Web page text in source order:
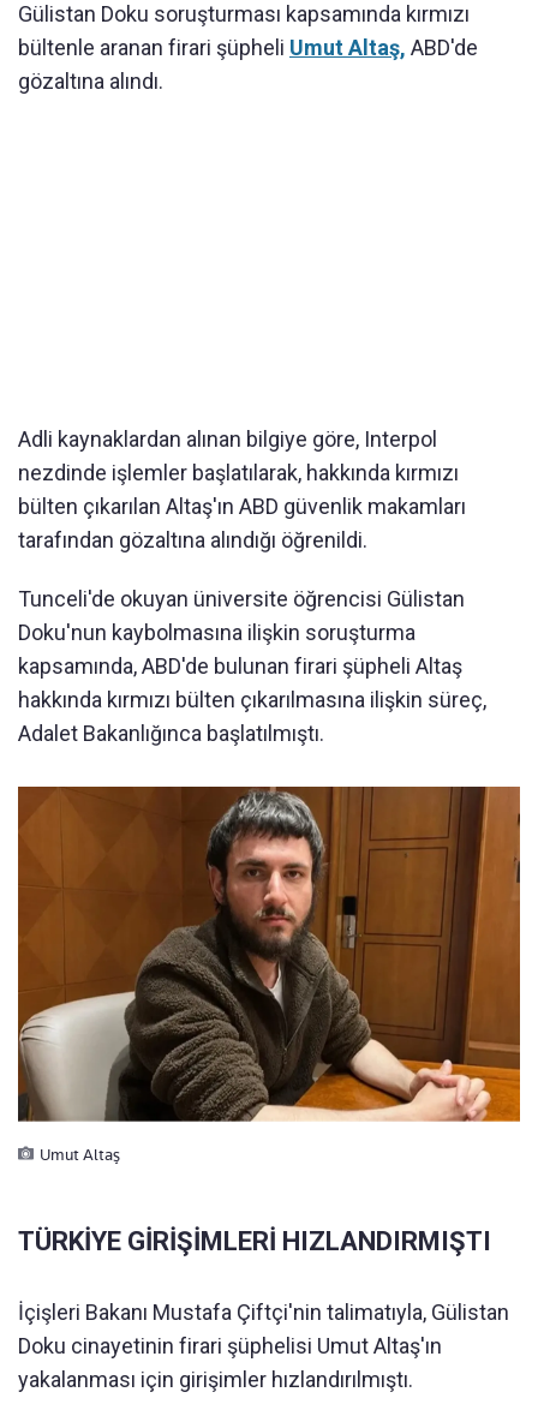
Gülistan Doku soruşturması kapsamında kırmızı
bültenle aranan firari şüpheli Umut Altaş, ABD'de
gözaltına alındı.
Adli kaynaklardan alınan bilgiye göre, Interpol
nezdinde işlemler başlatılarak, hakkında kırmızı
bülten çıkarılan Altaş'ın ABD güvenlik makamları
tarafından gözaltına alındığı öğrenildi.
Tunceli'de okuyan üniversite öğrencisi Gülistan
Doku'nun kaybolmasına ilişkin soruşturma
kapsamında, ABD'de bulunan firari şüpheli Altaş
hakkında kırmızı bülten çıkarılmasına ilişkin süreç,
Adalet Bakanlığınca başlatılmıştı.
Umut Altaş
TÜRKİYE GİRİŞİMLERİ HIZLANDIRMIŞTI
İçişleri Bakanı Mustafa Çiftçi'nin talimatıyla, Gülistan
Doku cinayetinin firari şüphelisi Umut Altaş'ın
yakalanması için girişimler hızlandırılmıştı.